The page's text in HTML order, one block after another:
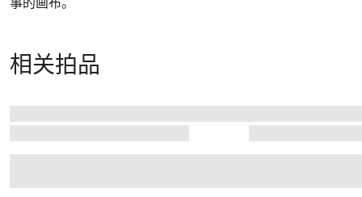
事的画布。
相关拍品